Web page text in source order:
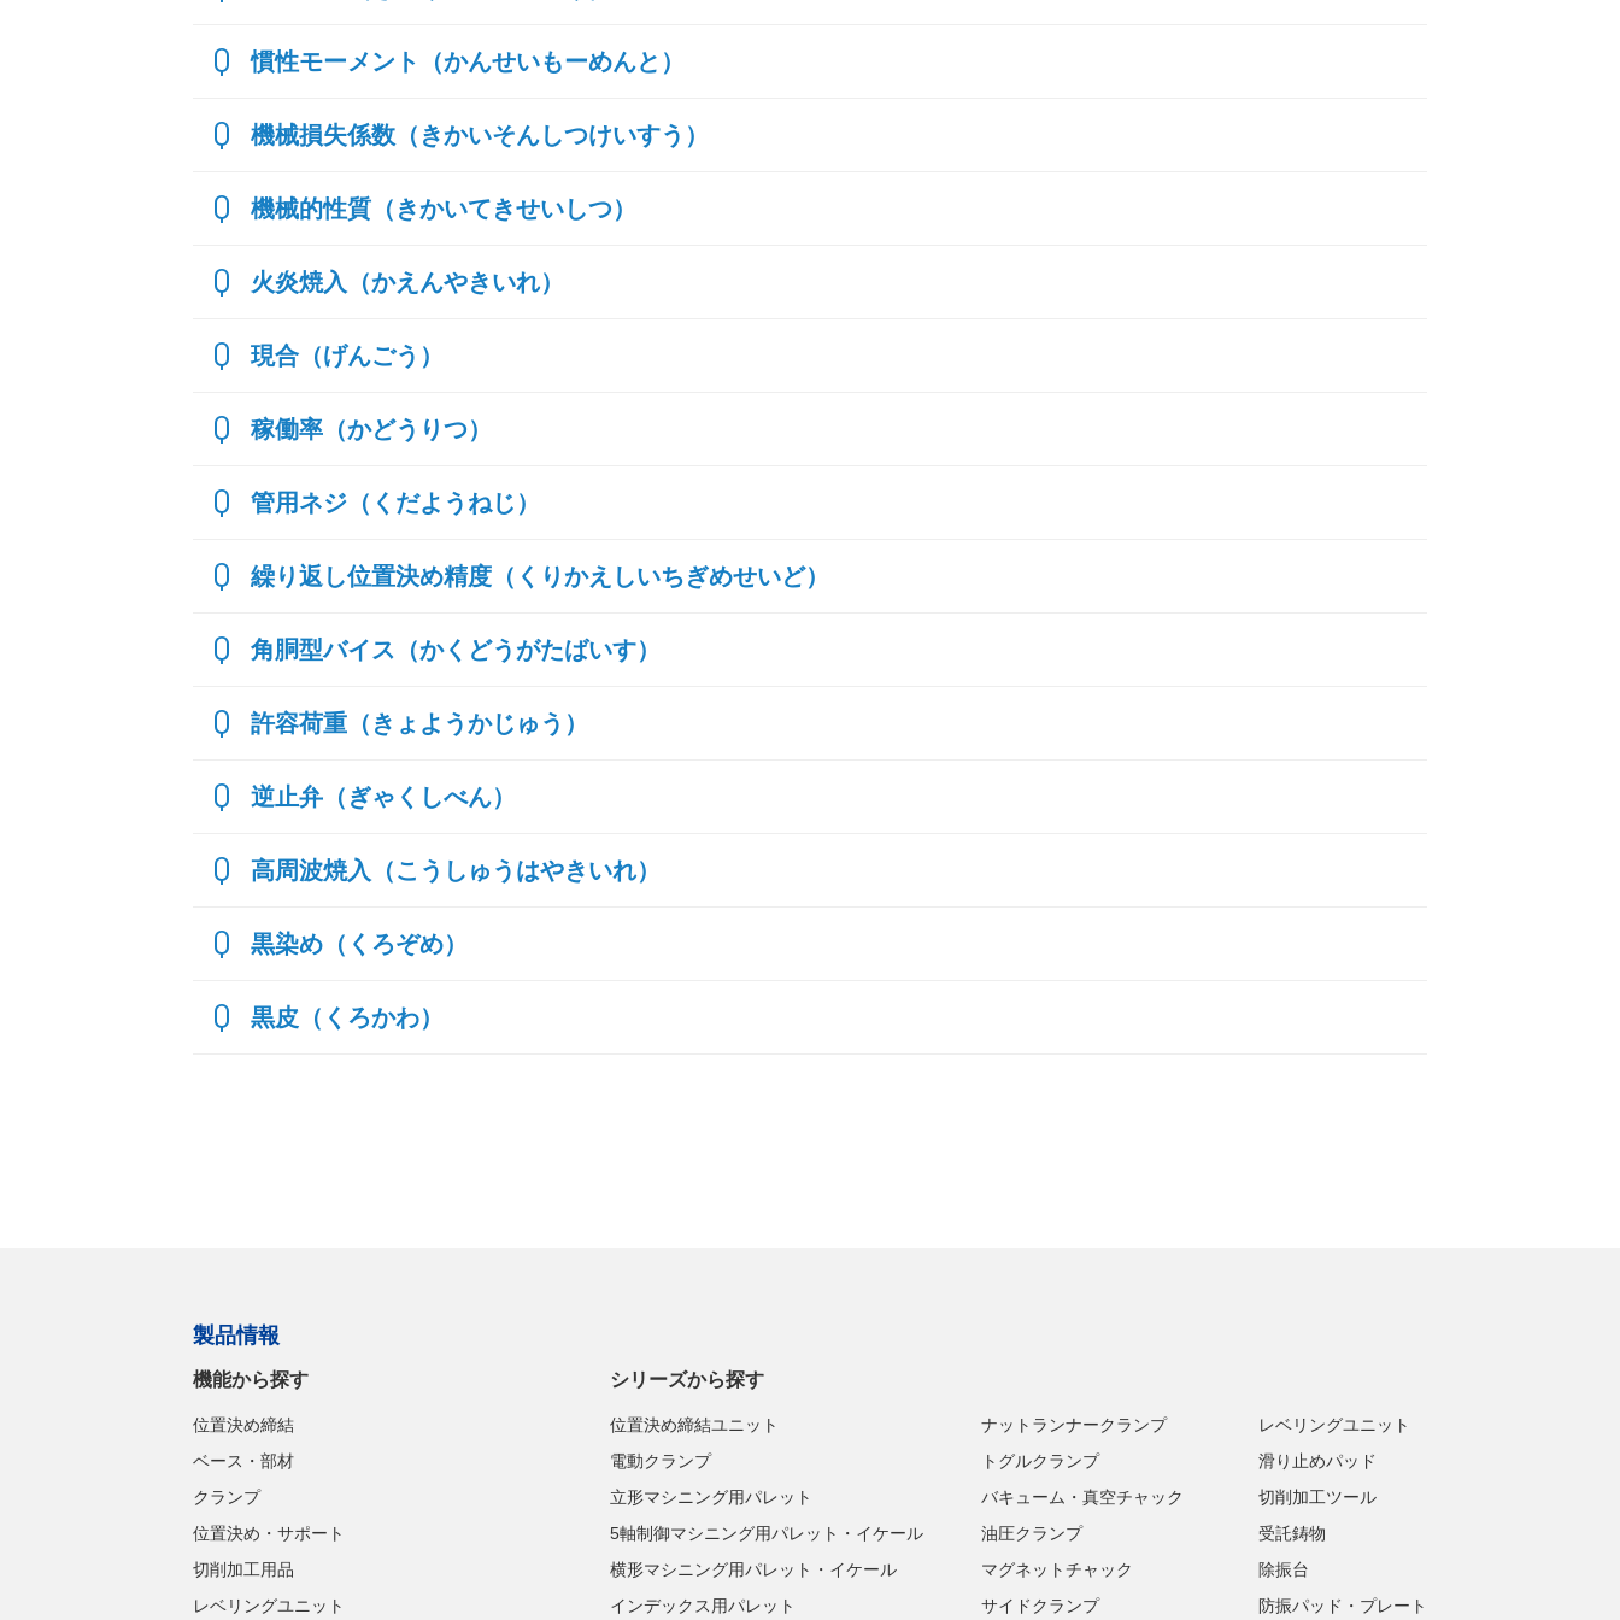
慣性モーメント（かんせいもーめんと）
機械損失係数（きかいそんしつけいすう）
機械的性質（きかいてきせいしつ）
火炎焼入（かえんやきいれ）
現合（げんごう）
稼働率（かどうりつ）
管用ネジ（くだようねじ）
繰り返し位置決め精度（くりかえしいちぎめせいど）
角胴型バイス（かくどうがたばいす）
許容荷重（きょようかじゅう）
逆止弁（ぎゃくしべん）
高周波焼入（こうしゅうはやきいれ）
黒染め（くろぞめ）
黒皮（くろかわ）
製品情報
機能から探す
位置決め締結
ベース・部材
クランプ
位置決め・サポート
切削加工用品
レベリングユニット
シリーズから探す
位置決め締結ユニット
電動クランプ
立形マシニング用パレット
5軸制御マシニング用パレット・イケール
横形マシニング用パレット・イケール
インデックス用パレット
ナットランナークランプ
トグルクランプ
バキューム・真空チャック
油圧クランプ
マグネットチャック
サイドクランプ
レベリングユニット
滑り止めパッド
切削加工ツール
受託鋳物
除振台
防振パッド・プレート